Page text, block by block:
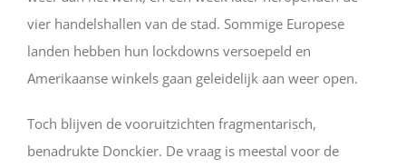
vier handelshallen van de stad. Sommige Europese
landen hebben hun lockdowns versoepeld en
Amerikaanse winkels gaan geleidelijk aan weer open.
Toch blijven de vooruitzichten fragmentarisch,
benadrukte Donckier. De vraag is meestal voor de